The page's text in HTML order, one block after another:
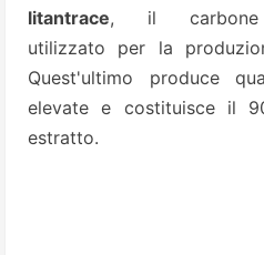
litantrace, il carbone
utilizzato per la
Quest'ultimo produce
elevate e costituisce il
estratto.